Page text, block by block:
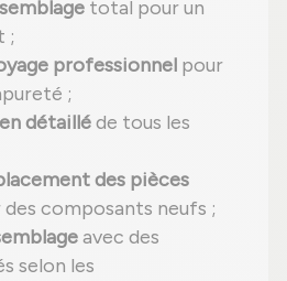
total pour un
;
professionnel pour
;
détailléde tous les
des pièces
des composants neufs ;
avec des
selon les